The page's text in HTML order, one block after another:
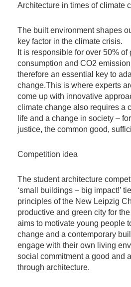
Architecture in times of climate
The built environment shapes
key factor in the climate crisis.
It is responsible for over 50%
consumption and CO2
therefore an essential key to
change.This is where experts
come up with innovative
climate change also requires a
life and a change in society –
justice, the common good,
Competition idea
The student architecture
‘small buildings – big impact!’
principles of the New Leipzig
productive and green city for
aims to motivate young people
change and a contemporary
engage with their own living
social commitment a good and
through architecture.